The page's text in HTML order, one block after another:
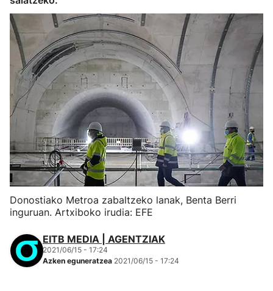
Donostiako Metroa zabaltzeko lanak, Benta Berri
inguruan. Artxiboko irudia: EFE
EITB MEDIA | AGENTZIAK
2021/06/15 - 17:24
Azken eguneratzea 2021/06/15 - 17:24